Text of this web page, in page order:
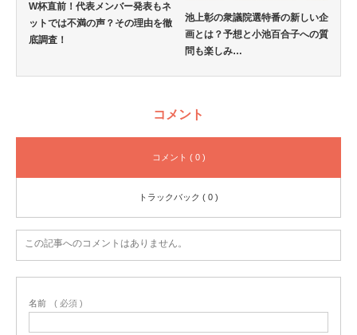
W杯直前！代表メンバー発表もネ
ットでは不満の声？その理由を徹
底調査！
池上彰の衆議院選特番の新しい企
画とは？予想と小池百合子への質
問も楽しみ…
コメント
コメント ( 0 )
トラックバック ( 0 )
この記事へのコメントはありません。
名前 ( 必須 )